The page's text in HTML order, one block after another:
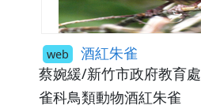
web 酒紅朱雀
蔡婉緩/新竹市政府教育處
雀科鳥類動物酒紅朱雀